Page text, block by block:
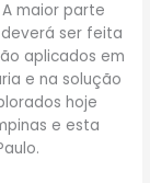
A maior parte
ser feita
aplicados em
e na solução
hoje
e esta